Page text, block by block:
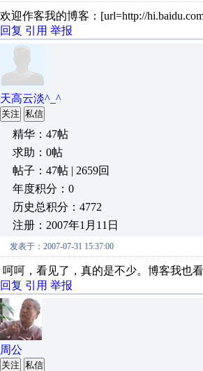
欢迎作客我的博客：[url=http://
回复 引用 举报
天高云淡^_^
关注 私信
精华：47帖
求助：0帖
帖子：47帖 | 2659回
年度积分：0
历史总积分：4772
注册：2007年1月11日
发表于：2007-07-31 15:37:00
呵呵，看见了，真的是不少。博客我也看
回复 引用 举报
周公
关注 私信